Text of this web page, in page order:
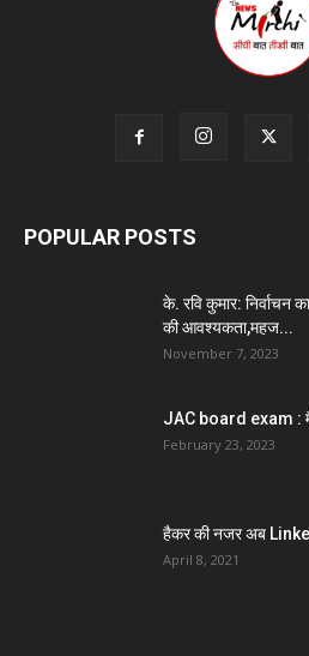
POPULAR POSTS
के. रवि कुमार: निर्वाचन
की आवश्यकता,महज...
November 7, 2023
JAC board exam :
February 23, 2023
हैकर की नजर अब
April 8, 2021